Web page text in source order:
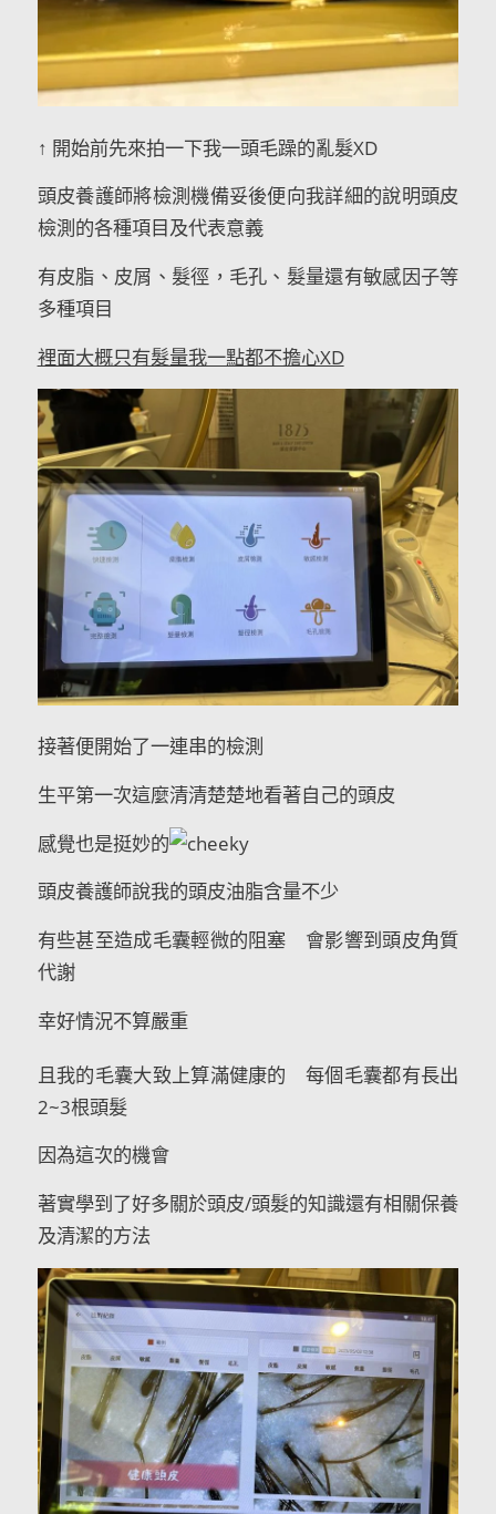
↑ 開始前先來拍一下我一頭毛躁的亂髮XD
頭皮養護師將檢測機備妥後便向我詳細的說明頭皮
檢測的各種項目及代表意義
有皮脂、皮屑、髮徑，毛孔、髮量還有敏感因子等
多種項目
裡面大概只有髮量我一點都不擔心XD
接著便開始了一連串的檢測
生平第一次這麼清清楚楚地看著自己的頭皮
感覺也是挺妙的
頭皮養護師說我的頭皮油脂含量不少
有些甚至造成毛囊輕微的阻塞 會影響到頭皮角質
代謝
幸好情況不算嚴重
且我的毛囊大致上算滿健康的 每個毛囊都有長出
2~3根頭髮
因為這次的機會
著實學到了好多關於頭皮/頭髮的知識還有相關保養
及清潔的方法